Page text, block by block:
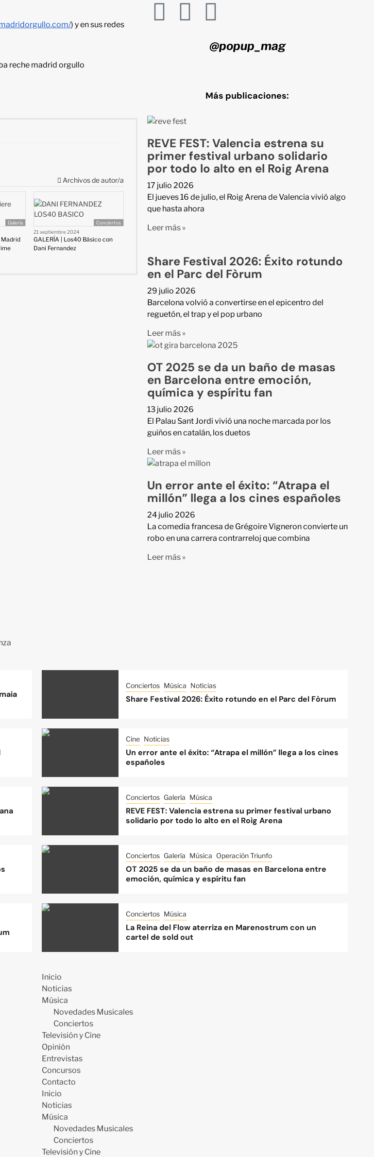
) y en sus redes
Archivos de autor/a
Galería
Madrid
Conciertos
21 septiembre 2024
GALERÍA | Los40 Básico con
Dani Fernandez
@popup_mag
Más publicaciones:
REVE FEST: Valencia estrena su
primer festival urbano solidario
por todo lo alto en el Roig Arena
17 julio 2026
El jueves 16 de julio, el Roig Arena de Valencia vivió algo
que hasta ahora
Leer más »
Share Festival 2026: Éxito rotundo
en el Parc del Fòrum
29 julio 2026
Barcelona volvió a convertirse en el epicentro del
reguetón, el trap y el pop urbano
Leer más »
OT 2025 se da un baño de masas
en Barcelona entre emoción,
química y espíritu fan
13 julio 2026
El Palau Sant Jordi vivió una noche marcada por los
guiños en catalán, los duetos
Leer más »
Un error ante el éxito: “Atrapa el
millón” llega a los cines españoles
24 julio 2026
La comedia francesa de Grégoire Vigneron convierte un
robo en una carrera contrarreloj que combina
Leer más »
Conciertos Música Noticias
Share Festival 2026: Éxito rotundo en el Parc del Fòrum
Cine Noticias
Un error ante el éxito: “Atrapa el millón” llega a los cines
españoles
Conciertos Galería Música
REVE FEST: Valencia estrena su primer festival urbano
solidario por todo lo alto en el Roig Arena
Conciertos Galería Música Operación Triunfo
OT 2025 se da un baño de masas en Barcelona entre
emoción, química y espíritu fan
Conciertos Música
La Reina del Flow aterriza en Marenostrum con un
cartel de sold out
Inicio
Noticias
Música
Novedades Musicales
Conciertos
Televisión y Cine
Opinión
Entrevistas
Concursos
Contacto
Inicio
Noticias
Música
Novedades Musicales
Conciertos
Televisión y Cine